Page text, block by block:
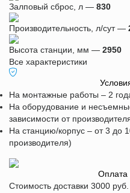
Залповый сброс, л — 830
Производительность, л/сут —
Высота станции, мм — 2950
Все характеристики
На монтажные работы – 2
На оборудование и
зависимости от
На станцию/корпус – от 3 до
производителя)
Оплата
Стоимость доставки 3000